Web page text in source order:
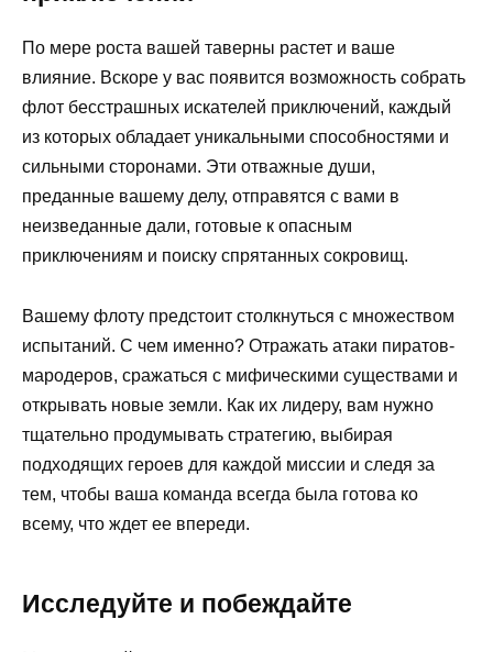
По мере роста вашей таверны растет и ваше
влияние. Вскоре у вас появится возможность собрать
флот бесстрашных искателей приключений, каждый
из которых обладает уникальными способностями и
сильными сторонами. Эти отважные души,
преданные вашему делу, отправятся с вами в
неизведанные дали, готовые к опасным
приключениям и поиску спрятанных сокровищ.
Вашему флоту предстоит столкнуться с множеством
испытаний. С чем именно? Отражать атаки пиратов-
мародеров, сражаться с мифическими существами и
открывать новые земли. Как их лидеру, вам нужно
тщательно продумывать стратегию, выбирая
подходящих героев для каждой миссии и следя за
тем, чтобы ваша команда всегда была готова ко
всему, что ждет ее впереди.
Исследуйте и побеждайте